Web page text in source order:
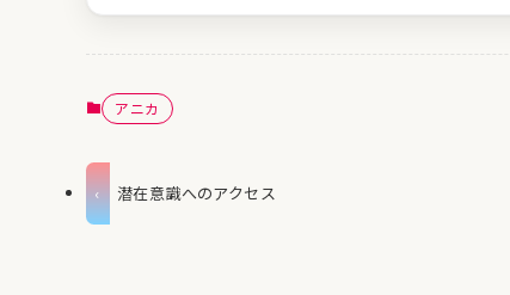
アニカ
潜在意識へのアクセス